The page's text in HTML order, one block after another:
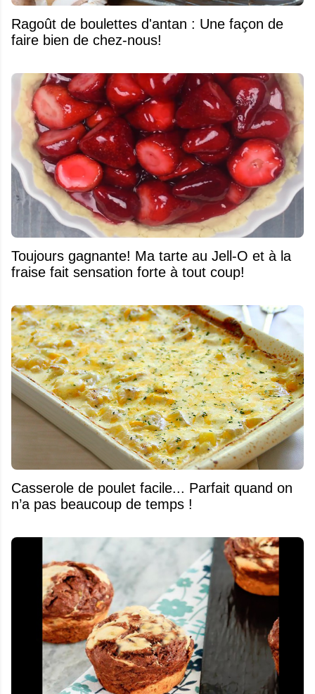
Ragoût de boulettes d'antan : Une façon de
faire bien de chez-nous!
Toujours gagnante! Ma tarte au Jell-O et à la
fraise fait sensation forte à tout coup!
Casserole de poulet facile... Parfait quand on
n’a pas beaucoup de temps !